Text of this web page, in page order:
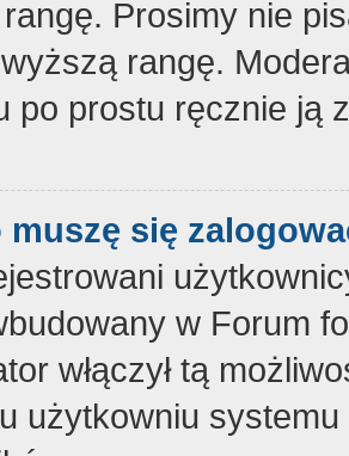
Prosimy nie
rangę.
po prostu ręcznie ją
muszę się
w Forum
włączył tą
użytkowniu